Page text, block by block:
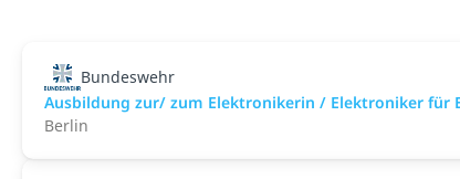
Bundeswehr
Ausbildung zur/ zum Elektronikerin / Elektroniker für
Berlin